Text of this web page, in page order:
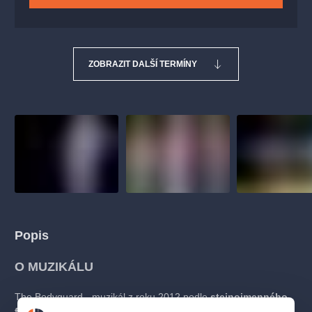
ZOBRAZIT DALŠÍ TERMÍNY
Popis
O MUZIKÁLU
The Bodyguard - muzikál z roku 2012 podlestejnojmenného